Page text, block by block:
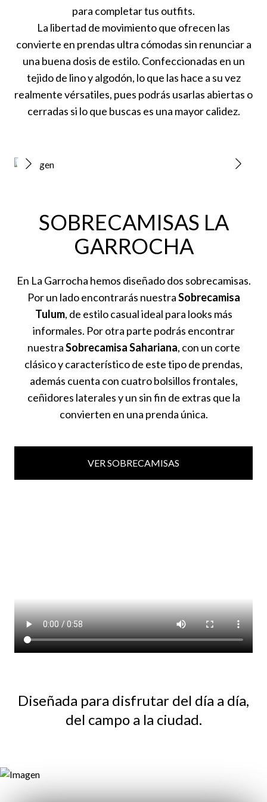
para completar tus outfits.
La libertad de movimiento que ofrecen las
convierte en prendas ultra cómodas sin renunciar a
una buena dosis de estilo. Confeccionadas en un
tejido de lino y algodón, lo que las hace a su vez
realmente vérsatiles, pues podrás usarlas abiertas o
cerradas si lo que buscas es una mayor calidez.
SOBRECAMISAS LA
GARROCHA
En La Garrocha hemos diseñado dos sobrecamisas.
Por un lado encontrarás nuestraSobrecamisa
Tulum, de estilo casual ideal para looks más
informales. Por otra parte podrás encontrar
nuestraSobrecamisa Sahariana, con un corte
clásico y característico de este tipo de prendas,
además cuenta con cuatro bolsillos frontales,
ceñidores laterales y un sin fin de extras que la
convierten en una prenda única.
VER SOBRECAMISAS
Diseñada para disfrutar del día a día,
del campo a la ciudad.